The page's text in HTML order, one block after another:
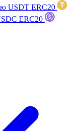
USDT ERC20
ERC20